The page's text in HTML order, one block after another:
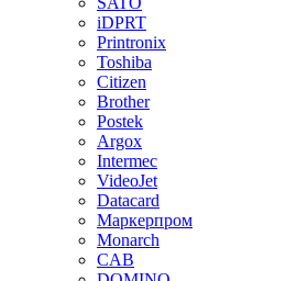
iDPRT
Printronix
Toshiba
Citizen
Brother
Postek
Argox
Intermec
VideoJet
Datacard
Маркерпром
Monarch
CAB